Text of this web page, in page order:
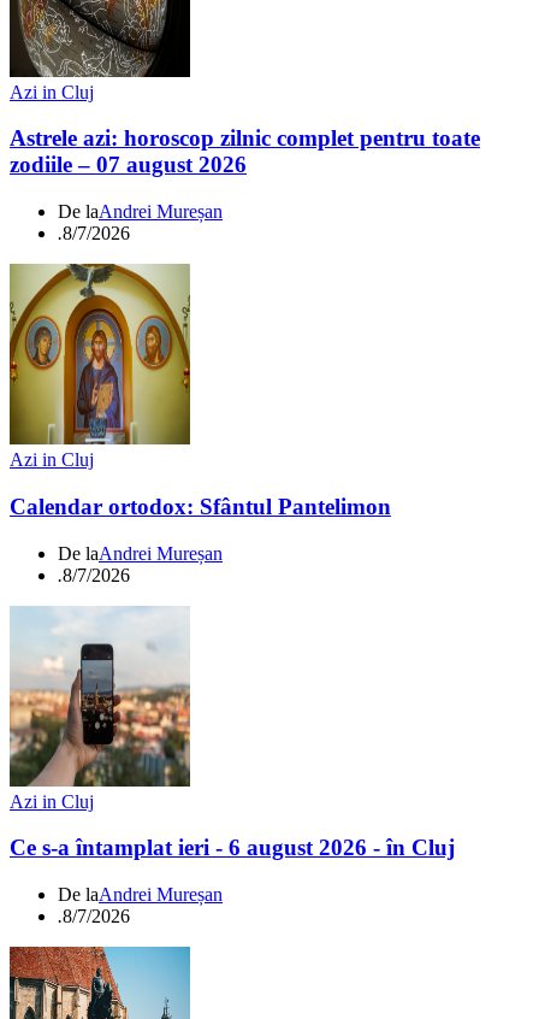
Azi in Cluj
Astrele azi: horoscop zilnic complet pentru toate
zodiile – 07 august 2026
De laAndrei Mureșan
.8/7/2026
Azi in Cluj
Calendar ortodox: Sfântul Pantelimon
De laAndrei Mureșan
.8/7/2026
Azi in Cluj
Ce s-a întamplat ieri - 6 august 2026 - în Cluj
De laAndrei Mureșan
.8/7/2026